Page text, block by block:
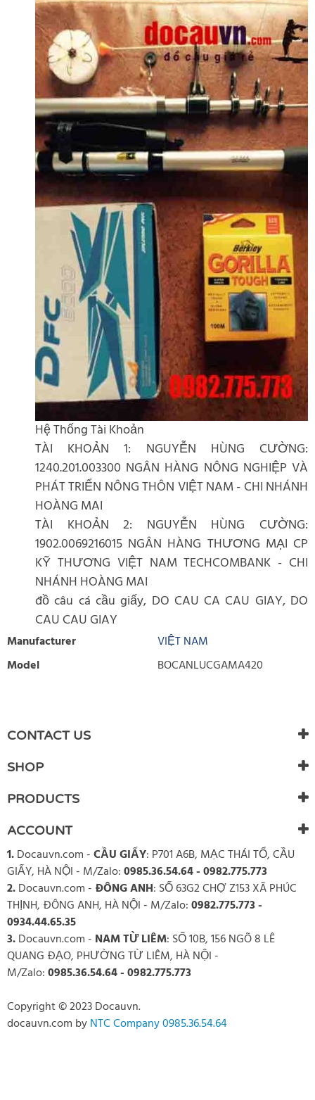
Hệ Thống Tài Khoản
TÀI KHOẢN 1: NGUYỄN HÙNG CƯỜNG:
1240.201.003300 NGÂN HÀNG NÔNG NGHIỆP VÀ
PHÁT TRIỂN NÔNG THÔN VIỆT NAM - CHI NHÁNH
HOÀNG MAI
TÀI KHOẢN 2: NGUYỄN HÙNG CƯỜNG:
1902.0069216015 NGÂN HÀNG THƯƠNG MẠI CP
KỸ THƯƠNG VIỆT NAM TECHCOMBANK - CHI
NHÁNH HOÀNG MAI
đồ câu cá cầu giấy, DO CAU CA CAU GIAY, DO
CAU CAU GIAY
Manufacturer
VIỆT NAM
Model
BOCANLUCGAMA420
There are currently no product reviews. Be the first who write
review
CONTACT US
SHOP
PRODUCTS
ACCOUNT
1.Docauvn.com -CẦU GIẤY: P701 A6B, MẠC THÁI TỔ, CẦU
GIẤY, HÀ NỘI - M/Zalo:0985.36.54.64 - 0982.775.773
2.Docauvn.com - ĐÔNG ANH: SỐ 63G2 CHỢ Z153 XÃ PHÚC
THỊNH, ĐÔNG ANH, HÀ NỘI - M/Zalo:0982.775.773 -
0934.44.65.35
3.Docauvn.com - NAM TỪ LIÊM: SỐ 10B, 156 NGÕ 8 LÊ
QUANG ĐẠO, PHƯỜNG TỪ LIÊM, HÀ NỘI -
M/Zalo:0985.36.54.64 - 0982.775.773
Copyright © 2023 Docauvn.
docauvn.com byNTC Company 0985.36.54.64